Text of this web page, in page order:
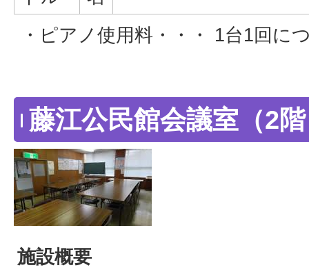
・ピアノ使用料・・・ 1台1回に
藤江公民館会議室（2
施設概要